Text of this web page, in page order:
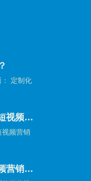
定制化
【盘锦网站建设】盘锦企业如何借助小程序开发与短视频营销抢占市场先机？
频营销
【盘锦网站建设】盘锦微信推广新策略：结合短视频营销引爆品牌传播